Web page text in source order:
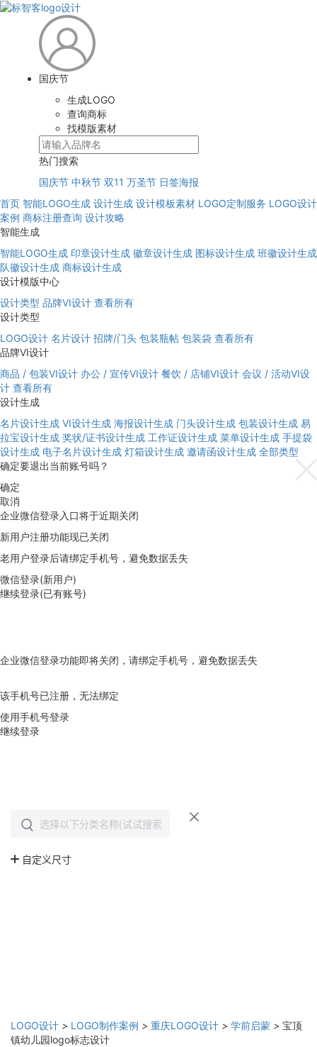
国庆节
生成LOGO
查询商标
找模版素材
热门搜索
国庆节 中秋节 双11 万圣节 日签海报
首页 智能LOGO生成 设计生成 设计模板素材 LOGO定制服务 LOGO设计
案例 商标注册查询 设计攻略
智能生成
智能LOGO生成 印章设计生成 徽章设计生成 图标设计生成 班徽设计生成
队徽设计生成 商标设计生成
设计模版中心
设计类型 品牌VI设计 查看所有
设计类型
LOGO设计 名片设计 招牌/门头 包装瓶帖 包装袋 查看所有
品牌VI设计
商品 / 包装VI设计 办公 / 宣传VI设计 餐饮 / 店铺VI设计 会议 / 活动VI设
计 查看所有
设计生成
名片设计生成 VI设计生成 海报设计生成 门头设计生成 包装设计生成 易
拉宝设计生成 奖状/证书设计生成 工作证设计生成 菜单设计生成 手提袋
设计生成 电子名片设计生成 灯箱设计生成 邀请函设计生成 全部类型
确定要退出当前账号吗？
确定
取消
企业微信登录入口将于近期关闭
新用户注册功能现已关闭
老用户登录后请绑定手机号，避免数据丢失
微信登录(新用户)
继续登录(已有账号)
企业微信登录功能即将关闭，请绑定手机号，避免数据丢失
该手机号已注册，无法绑定
使用手机号登录
继续登录
LOGO设计 > LOGO制作案例 > 重庆LOGO设计 > 学前启蒙 > 宝顶
镇幼儿园logo标志设计